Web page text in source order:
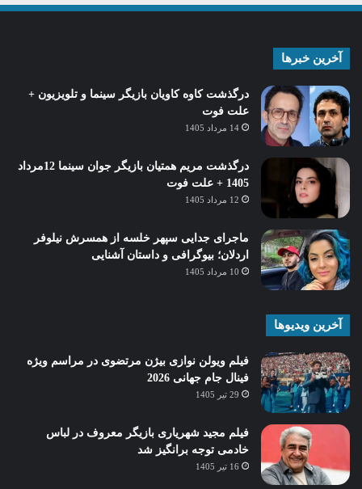
آخرین خبرها
درگذشت کاوه کاویان بازیگر سینما و تلویزیون +
علت فوت
14 مرداد 1405
درگذشت مریم همتیان بازیگر جوان سینما 12مرداد
1405 + علت فوت
12 مرداد 1405
ماجرای جدایی سپهر خلسه از همسرش نیلوفر
اردلان؛ بیوگرافی و داستان آشنایی
10 مرداد 1405
آخرین ویدیوها
فیلم ویولن نوازی بیژن مرتضوی در مراسم ویژه
فینال جام جهانی 2026
29 تیر 1405
فیلم مجید شهریاری بازیگر معروف در لباس
خادمی توجه برانگیز شد
16 تیر 1405